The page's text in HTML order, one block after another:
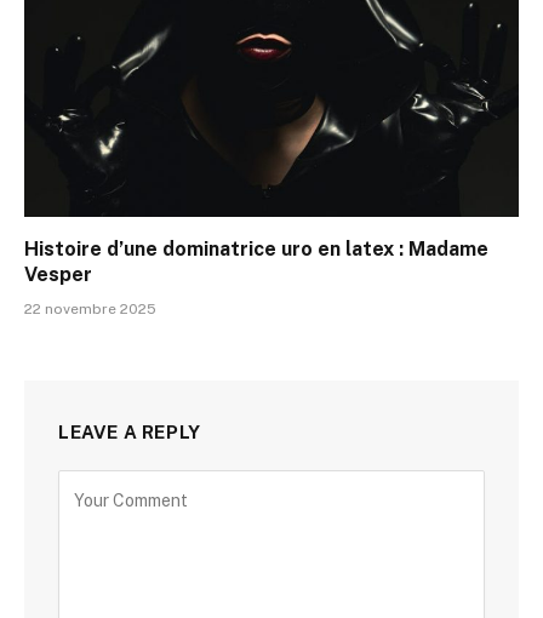
Histoire d’une dominatrice uro en latex : Madame
Vesper
22 novembre 2025
LEAVE A REPLY